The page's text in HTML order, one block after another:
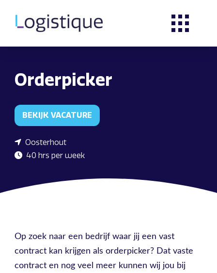
Orderpicker
BEKIJK VACATURE
Oosterhout
40 hrs per week
Op zoek naar een bedrijf waar jij een vast
contract kan krijgen als orderpicker? Dat vaste
contract en nog veel meer kunnen wij jou bij